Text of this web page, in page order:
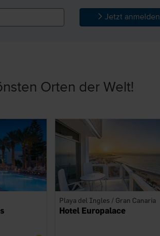
Jetzt anmelden
Orten der Welt!
Playa del Ingles / Gran Canaria
Hotel Europalace